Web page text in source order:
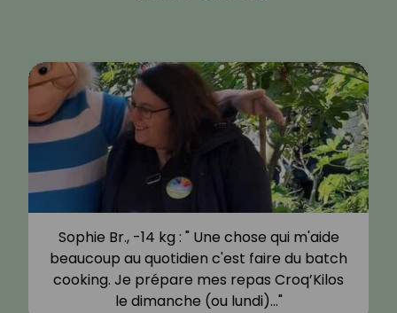
Sophie Br., -14 kg : " Une chose qui m'aide
beaucoup au quotidien c'est faire du batch
cooking. Je prépare mes repas Croq’Kilos
le dimanche (ou lundi)…"